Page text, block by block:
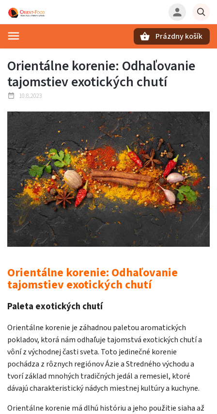
Prázdny košík
Orientálne korenie: Odhaľovanie
tajomstiev exotických chutí
10.8.2023
Orientálne korenie: Odhaľovanie
tajomstiev exotických chutí
Paleta exotických chutí
Orientálne korenie je záhadnou paletou aromatických
pokladov, ktorá nám odhaľuje tajomstvá exotických chutí a
vôní z východnej časti sveta. Toto jedinečné korenie
pochádza z rôznych regiónov Ázie a Stredného východu a
tvorí základ mnohých tradičných jedál a remesiel, ktoré
dávajú charakteristický nádych miestnej kultúry a kuchyne.
Orientálne korenie má dlhú históriu a jeho použitie siaha až